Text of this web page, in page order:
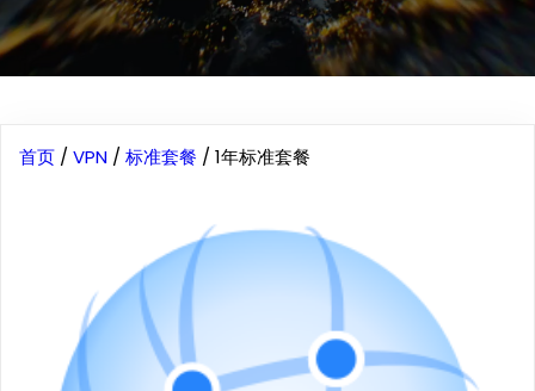
首页 / VPN / 标准套餐 / 1年标准套餐